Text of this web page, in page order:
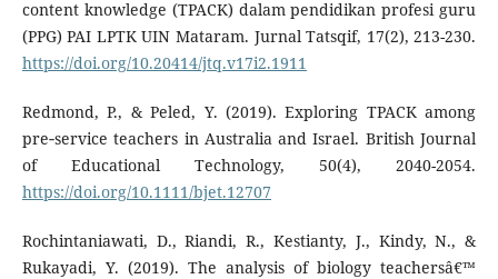
content knowledge (TPACK) dalam pendidikan profesi guru
(PPG) PAI LPTK UIN Mataram. Jurnal Tatsqif, 17(2), 213-230.
https://doi.org/10.20414/jtq.v17i2.1911
Redmond, P., & Peled, Y. (2019). Exploring TPACK among
pre‐service teachers in Australia and Israel. British Journal
of Educational Technology, 50(4), 2040-2054.
https://doi.org/10.1111/bjet.12707
Rochintaniawati, D., Riandi, R., Kestianty, J., Kindy, N., &
Rukayadi, Y. (2019). The analysis of biology teachersâ€™